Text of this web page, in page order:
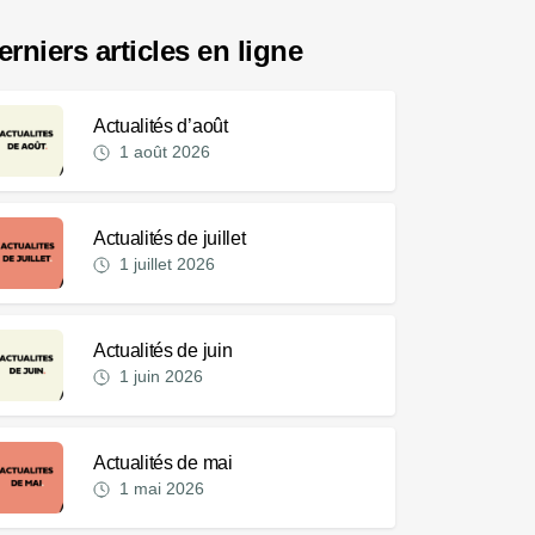
articles en ligne
Actualités d’août
1 août 2026
Actualités de juillet
1 juillet 2026
Actualités de juin
1 juin 2026
Actualités de mai
1 mai 2026